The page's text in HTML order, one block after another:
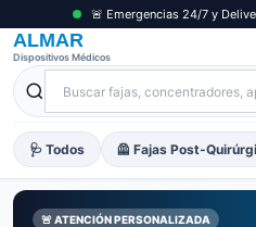
🚨 Emergencias 24/7 y
ALMAR
Dispositivos Médicos
🩺 Todos 🦺 Fajas Post-
🚨 ATENCIÓN PERSONALIZADA